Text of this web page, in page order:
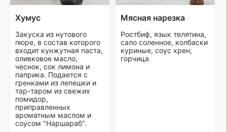
Хумус
Закуска из нутового
пюре, в состав которого
входит кунжутная паста,
оливковое масло,
чеснок, сок лимона и
паприка. Подается с
гренками из лепешки и
тар-таром из свежих
помидор,
приправленных
ароматным маслом и
соусом "Наршараб".
Мясная нарезка
Ростбиф, язык телятина,
сало соленное, колбаски
куриные, соус хрен,
горчица